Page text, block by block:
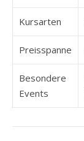
Kursarten
Preisspanne
Besondere
Events